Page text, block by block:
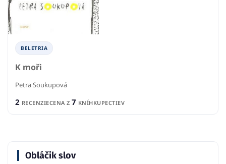
BELETRIA
K moři
Petra Soukupová
2 RECENZIECENA Z 7 KNÍHKUPECTIEV
Obláčik slov